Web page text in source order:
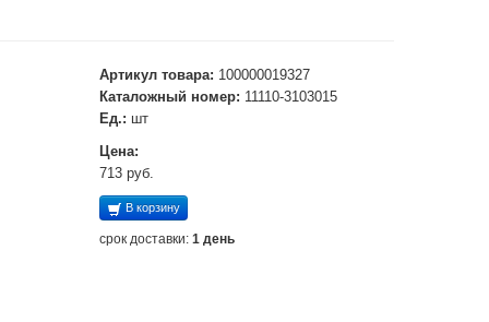
Артикул товара: 100000019327
Каталожный номер: 11110-3103015
Ед.: шт
Цена:
713 руб.
В корзину
срок доставки: 1 день